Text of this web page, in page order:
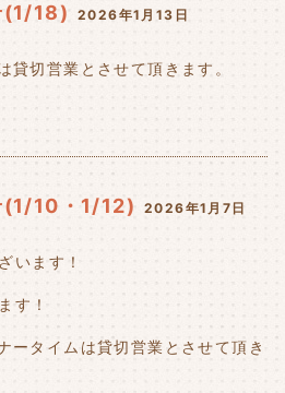
(1/18) 2026年1月13日
切営業とさせて頂きます。
(1/10・1/12) 2026年1月7日
います！
す！
ータイムは貸切営業とさせて頂き